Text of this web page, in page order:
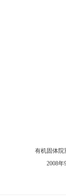
重点实
2008年